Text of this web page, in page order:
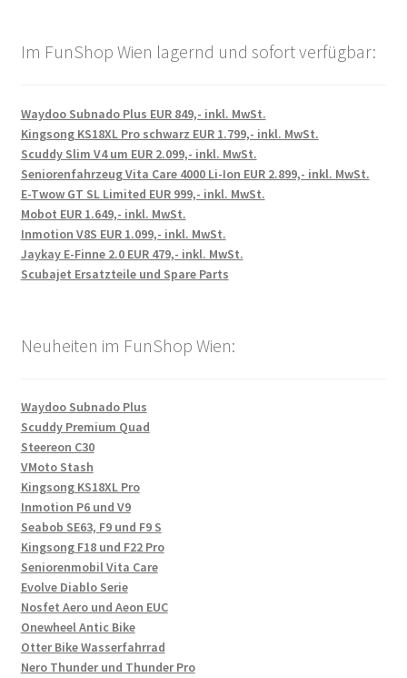
Im FunShop Wien lagernd und sofort verfügbar:
Waydoo Subnado Plus EUR 849,- inkl. MwSt.
Kingsong KS18XL Pro schwarz EUR 1.799,- inkl. MwSt.
Scuddy Slim V4 um EUR 2.099,- inkl. MwSt.
Seniorenfahrzeug Vita Care 4000 Li-Ion EUR 2.899,- inkl. MwSt.
E-Twow GT SL Limited EUR 999,- inkl. MwSt.
Mobot EUR 1.649,- inkl. MwSt.
Inmotion V8S EUR 1.099,- inkl. MwSt.
Jaykay E-Finne 2.0 EUR 479,- inkl. MwSt.
Scubajet Ersatzteile und Spare Parts
Neuheiten im FunShop Wien:
Waydoo Subnado Plus
Scuddy Premium Quad
Steereon C30
VMoto Stash
Kingsong KS18XL Pro
Inmotion P6 und V9
Seabob SE63, F9 und F9 S
Kingsong F18 und F22 Pro
Seniorenmobil Vita Care
Evolve Diablo Serie
Nosfet Aero und Aeon EUC
Onewheel Antic Bike
Otter Bike Wasserfahrrad
Nero Thunder und Thunder Pro